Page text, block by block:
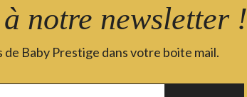
notre newsletter !
Baby Prestige dans votre boite mail.